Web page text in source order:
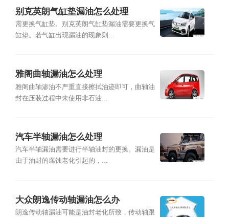
别克英朗气缸垫漏油怎么处理
需更换气缸垫。别克英朗气缸垫漏油需要更换气
缸垫。若气缸出现漏油的现象则...
雅阁曲轴漏油怎么处理
雅阁曲轴渗油不严重直接擦拭油迹即可，曲轴油
封在压装过程中未使用非石油...
汽车半轴漏油怎么处理
汽车半轴漏油需要进行半轴油封的更换。漏油是
由于油封的腐蚀老化引起的，...
大众朗逸传动轴漏油怎么办
朗逸传动轴漏油可能是油封老化所致，传动轴跟